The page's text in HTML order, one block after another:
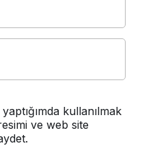
kullanılmak
ve web site